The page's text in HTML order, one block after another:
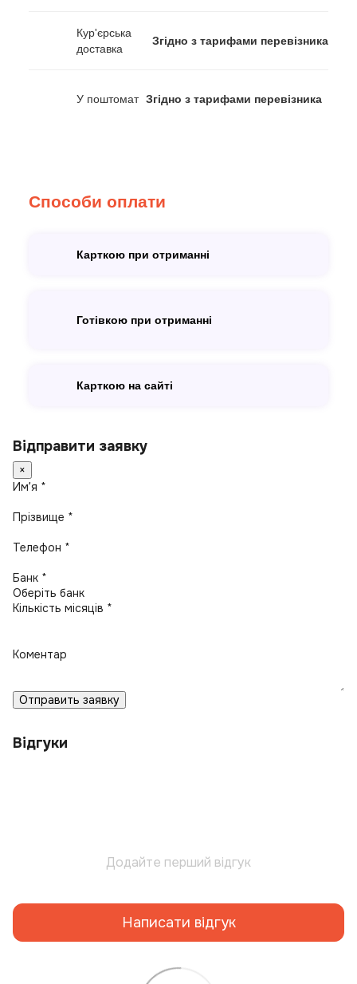
Кур'єрська
доставка
Згідно з тарифами перевізника
У поштомат Згідно з тарифами перевізника
Способи оплати
Карткою при отриманні
Готівкою при отриманні
Карткою на сайті
Відправити заявку
×
Имʼя *
Прізвище *
Телефон *
Банк *
Кількість місяців *
Коментар
Отправить заявку
Відгуки
Додайте перший відгук
Написати відгук